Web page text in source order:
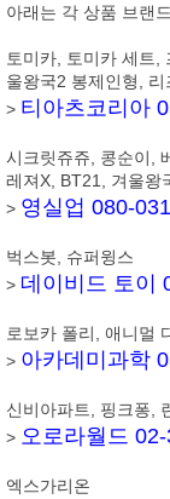
아래는 각 상품 브랜
토미카, 토미카 세트,
울왕국2 봉제인형, 리
> 티아츠코리아
시크릿쥬쥬, 콩순이,
레져X, BT21, 겨울왕
> 영실업 080-
벅스봇, 슈퍼윙스
> 데이비드 토이
로보카 폴리, 애니멀
> 아카데미과학
신비아파트, 핑크퐁,
> 오로라월드
엑스가리온